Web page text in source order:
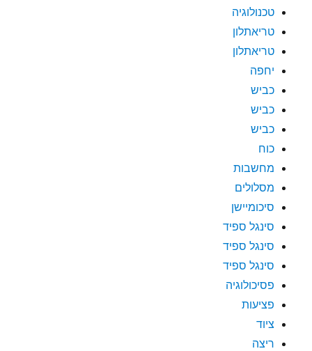
טכנולוגיה
טריאתלון
טריאתלון
יחפה
כביש
כביש
כביש
כוח
מחשבות
מסלולים
סיכומיישן
סינגל ספיד
סינגל ספיד
סינגל ספיד
פסיכולוגיה
פציעות
ציוד
ריצה